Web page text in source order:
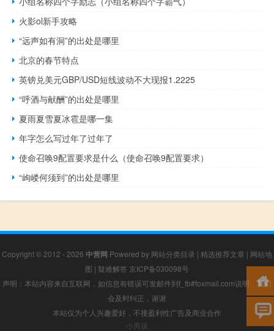
火影ol新手攻略
“远声如有洞”的出处是哪里
北京的春节特点
英镑兑美元GBP/USD短线波动不大现报1.2225
“呼酒与献酬”的出处是哪里
夏雨夏雪夏冰雹是哪一集
年字怎么写过年了过年了
使命召唤9配置要求是什么（使命召唤9配置要求）
“岣嵝何须到”的出处是哪里
Copyright © 2012 - 2026 中营网 Powered by 网站分类目录 | 精选推荐文章 | 网站地
图 | 疑难解答 京ICP备030098号
声明：本站内容来自互联网，如信息有错误可发邮件到f_fb#foxmail.com说明，我们
会及时纠正，谢谢
本站仅为个人兴趣爱好，不接盈利性广告及商业合作
小男孩